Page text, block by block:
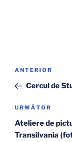
Navigare
articole
Articolul
anterior
ANTERIOR
Cercul de
Articolul
următor
URMĂTOR
Ateliere de
Transilvania